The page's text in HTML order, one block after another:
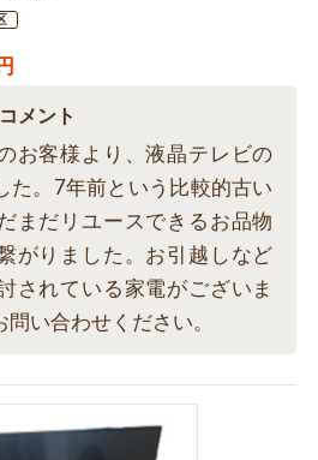
メント
お客様より、液晶テレビの
た。7年前という比較的古い
まだリユースできるお品物
がりました。お引越しなど
されている家電がございま
い合わせください。